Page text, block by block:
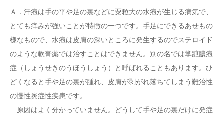
Ａ．汗疱は手の平や足の裏などに粟粒大の水疱が生じる病気で、
とても痒みが強いことが特徴の一つです。手足にできるあせもの
様なもので、水疱は皮膚の深いところに発生するのでステロイド
のような軟膏薬では治すことはできません。別の名では掌蹠膿疱
症（しょうせきのうほうしょう）と呼ばれることもあります。ひ
どくなると手や足の裏が腫れ、皮膚が剥がれ落ちてしまう難治性
の慢性炎症性疾患です。
原因はよく分かっていません。どうして手や足の裏だけに発症